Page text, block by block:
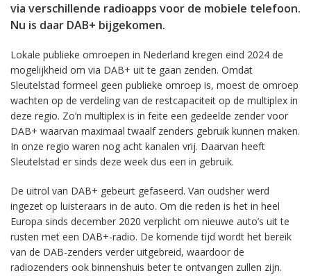
via verschillende radioapps voor de mobiele telefoon.
Nu is daar DAB+ bijgekomen.
Lokale publieke omroepen in Nederland kregen eind 2024 de
mogelijkheid om via DAB+ uit te gaan zenden. Omdat
Sleutelstad formeel geen publieke omroep is, moest de omroep
wachten op de verdeling van de restcapaciteit op de multiplex in
deze regio. Zo’n multiplex is in feite een gedeelde zender voor
DAB+ waarvan maximaal twaalf zenders gebruik kunnen maken.
In onze regio waren nog acht kanalen vrij. Daarvan heeft
Sleutelstad er sinds deze week dus een in gebruik.
De uitrol van DAB+ gebeurt gefaseerd. Van oudsher werd
ingezet op luisteraars in de auto. Om die reden is het in heel
Europa sinds december 2020 verplicht om nieuwe auto’s uit te
rusten met een DAB+-radio. De komende tijd wordt het bereik
van de DAB-zenders verder uitgebreid, waardoor de
radiozenders ook binnenshuis beter te ontvangen zullen zijn.